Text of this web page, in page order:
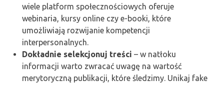
wiele platform społecznościowych oferuje
webinaria, kursy online czy e-booki, które
umożliwiają rozwijanie kompetencji
interpersonalnych.
Dokładnie selekcjonuj treści – w natłoku
informacji warto zwracać uwagę na wartość
merytoryczną publikacji, które śledzimy. Unikaj fake